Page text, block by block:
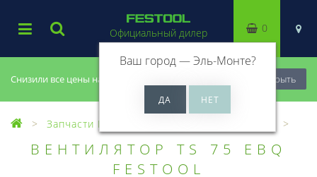
Снизили все цены на 20%, успей купить! Закрыть
Официальный дилер
Ваш город —Эль-Монте?
0
Запчасти Festool
ВЕНТИЛЯТОР TS 75 EBQ
FESTOOL